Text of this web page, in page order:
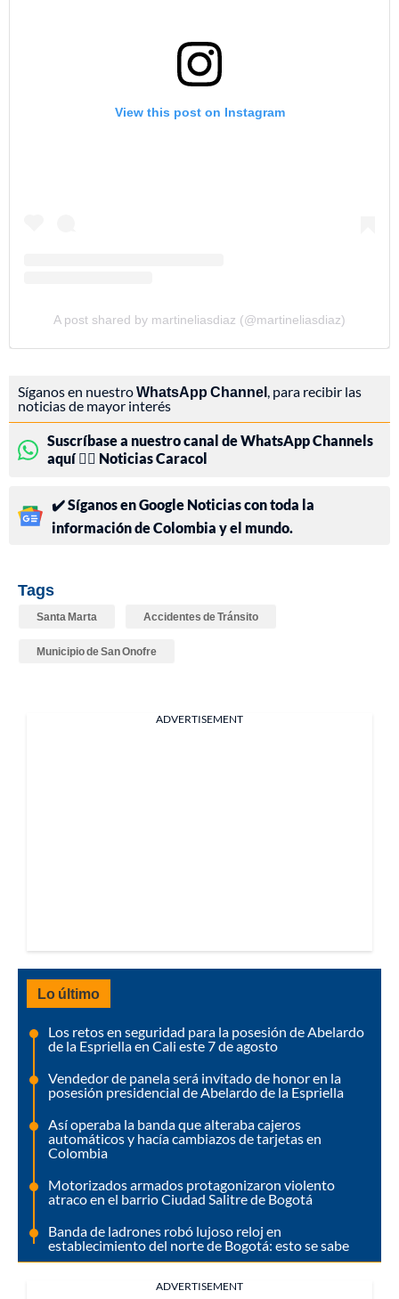
View this post on Instagram
A post shared by martineliasdiaz (@martineliasdiaz)
Síganos en nuestroWhatsApp Channel, para recibir las
noticias de mayor interés
Suscríbase a nuestro canal de WhatsApp Channels
aquí 👉🏻 Noticias Caracol
✔️ Síganos en Google Noticias con toda la
información de Colombia y el mundo.
Tags
Santa Marta Accidentes de Tránsito
Municipio de San Onofre
ADVERTISEMENT
Lo último
Los retos en seguridad para la posesión de Abelardo
de la Espriella en Cali este 7 de agosto
Vendedor de panela será invitado de honor en la
posesión presidencial de Abelardo de la Espriella
Así operaba la banda que alteraba cajeros
automáticos y hacía cambiazos de tarjetas en
Colombia
Motorizados armados protagonizaron violento
atraco en el barrio Ciudad Salitre de Bogotá
Banda de ladrones robó lujoso reloj en
establecimiento del norte de Bogotá: esto se sabe
ADVERTISEMENT